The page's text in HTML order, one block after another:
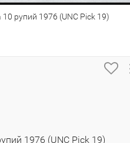
рупий 1976 (UNC Pick 19)
1976 (UNC Pick 19)